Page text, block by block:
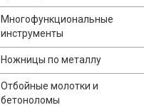
Многофункциональные
инструменты
Ножницы по металлу
Отбойные молотки и
бетоноломы